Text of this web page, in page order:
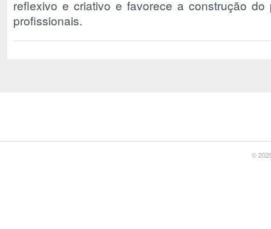
reflexivo e criativo e favorece a construção do
profissionais.
©